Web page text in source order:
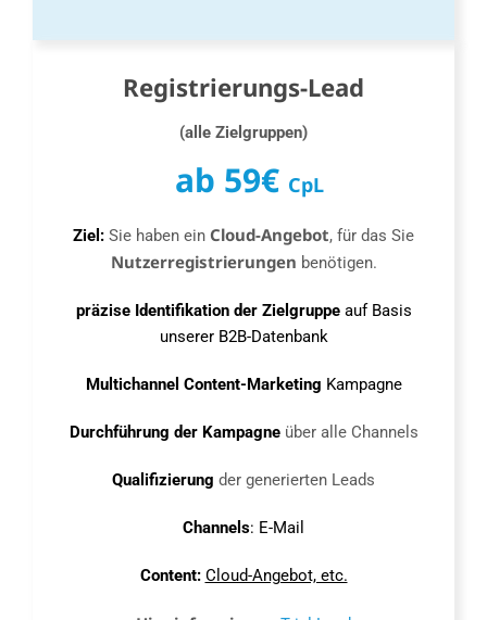
Registrierungs-Lead
(alle Zielgruppen)
ab 59€ CpL
Ziel: Sie haben ein Cloud-Angebot, für das Sie
Nutzerregistrierungen benötigen.
präzise Identifikation der Zielgruppeauf Basis
unserer B2B-Datenbank
Multichannel Content-Marketing Kampagne
Durchführung der Kampagneüber alle Channels
Qualifizierung der generierten Leads
Channels: E-Mail
Content: Cloud-Angebot, etc.